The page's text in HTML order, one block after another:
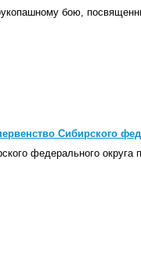
бою,
Сибирского
федерального